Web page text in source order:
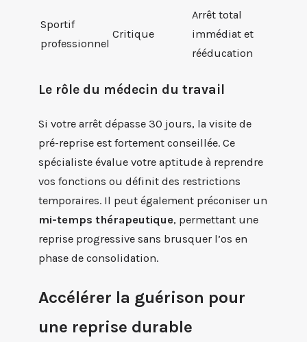
Sportif
professionnel
Critique
Arrêt total
immédiat et
rééducation
Le rôle du médecin du travail
Si votre arrêt dépasse 30 jours, la visite de
pré-reprise est fortement conseillée. Ce
spécialiste évalue votre aptitude à reprendre
vos fonctions ou définit des restrictions
temporaires. Il peut également préconiser un
mi-temps thérapeutique, permettant une
reprise progressive sans brusquer l’os en
phase de consolidation.
Accélérer la guérison pour
une reprise durable